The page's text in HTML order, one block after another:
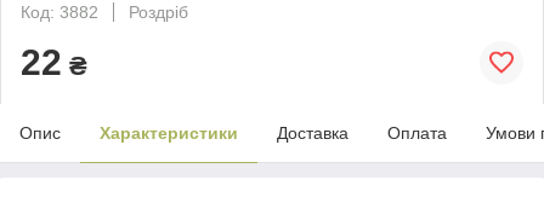
Код: 3882
Роздріб
22 ₴
Опис Характеристики Доставка Оплата Умови